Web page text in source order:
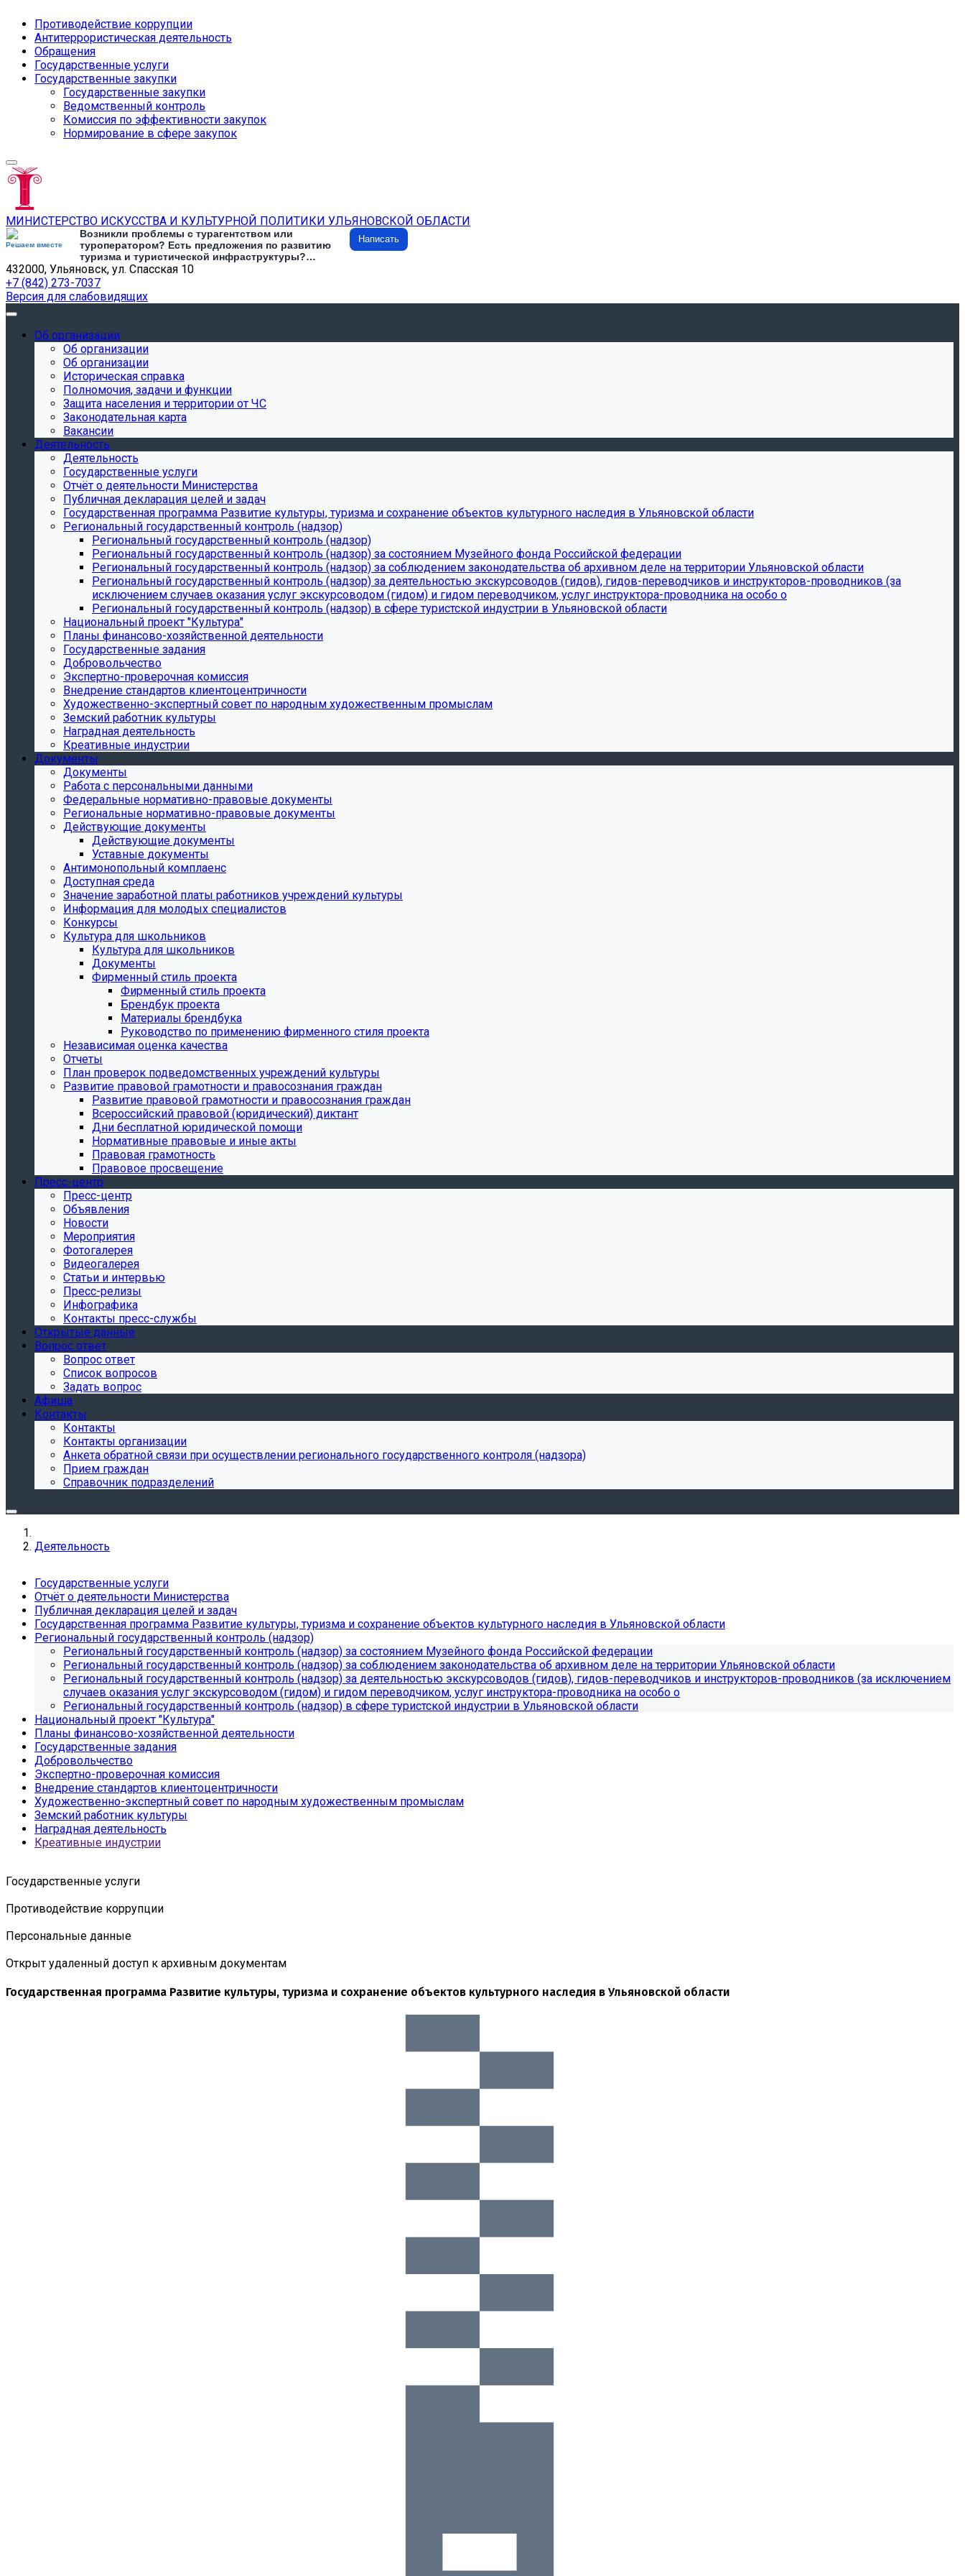
Противодействие коррупции
Антитеррористическая деятельность
Обращения
Государственные услуги
Государственные закупки
Государственные закупки
Ведомственный контроль
Комиссия по эффективности закупок
Нормирование в сфере закупок
МИНИСТЕРСТВО ИСКУССТВА И КУЛЬТУРНОЙ ПОЛИТИКИ УЛЬЯНОВСКОЙ ОБЛАСТИ
Решаем вместе
Возникли проблемы с турагентством или
туроператором? Есть предложения по развитию
туризма и туристической инфраструктуры?
Напишите об этом
Написать
432000, Ульяновск, ул. Спасская 10
+7 (842) 273-7037
Версия для слабовидящих
Об организации
Об организации
Об организации
Историческая справка
Полномочия, задачи и функции
Защита населения и территории от ЧС
Законодательная карта
Вакансии
Деятельность
Деятельность
Государственные услуги
Отчёт о деятельности Министерства
Публичная декларация целей и задач
Государственная программа Развитие культуры, туризма и сохранение объектов культурного наследия в Ульяновской области
Региональный государственный контроль (надзор)
Региональный государственный контроль (надзор)
Региональный государственный контроль (надзор) за состоянием Музейного фонда Российской федерации
Региональный государственный контроль (надзор) за соблюдением законодательства об архивном деле на территории Ульяновской области
Региональный государственный контроль (надзор) за деятельностью экскурсоводов (гидов), гидов-переводчиков и инструкторов-проводников (за
исключением случаев оказания услуг экскурсоводом (гидом) и гидом переводчиком, услуг инструктора-проводника на особо о
Региональный государственный контроль (надзор) в сфере туристской индустрии в Ульяновской области
Национальный проект "Культура"
Планы финансово-хозяйственной деятельности
Государственные задания
Добровольчество
Экспертно-проверочная комиссия
Внедрение стандартов клиентоцентричности
Художественно-экспертный совет по народным художественным промыслам
Земский работник культуры
Наградная деятельность
Креативные индустрии
Документы
Документы
Работа с персональными данными
Федеральные нормативно-правовые документы
Региональные нормативно-правовые документы
Действующие документы
Действующие документы
Уставные документы
Антимонопольный комплаенс
Доступная среда
Значение заработной платы работников учреждений культуры
Информация для молодых специалистов
Конкурсы
Культура для школьников
Культура для школьников
Документы
Фирменный стиль проекта
Фирменный стиль проекта
Брендбук проекта
Материалы брендбука
Руководство по применению фирменного стиля проекта
Независимая оценка качества
Отчеты
План проверок подведомственных учреждений культуры
Развитие правовой грамотности и правосознания граждан
Развитие правовой грамотности и правосознания граждан
Всероссийский правовой (юридический) диктант
Дни бесплатной юридической помощи
Нормативные правовые и иные акты
Правовая грамотность
Правовое просвещение
Пресс-центр
Пресс-центр
Объявления
Новости
Мероприятия
Фотогалерея
Видеогалерея
Статьи и интервью
Пресс-релизы
Инфографика
Контакты пресс-службы
Открытые данные
Вопрос ответ
Вопрос ответ
Список вопросов
Задать вопрос
Афиша
Контакты
Контакты
Контакты организации
Анкета обратной связи при осуществлении регионального государственного контроля (надзора)
Прием граждан
Справочник подразделений
Деятельность
Государственные услуги
Отчёт о деятельности Министерства
Публичная декларация целей и задач
Государственная программа Развитие культуры, туризма и сохранение объектов культурного наследия в Ульяновской области
Региональный государственный контроль (надзор)
Региональный государственный контроль (надзор) за состоянием Музейного фонда Российской федерации
Региональный государственный контроль (надзор) за соблюдением законодательства об архивном деле на территории Ульяновской области
Региональный государственный контроль (надзор) за деятельностью экскурсоводов (гидов), гидов-переводчиков и инструкторов-проводников (за исключением
случаев оказания услуг экскурсоводом (гидом) и гидом переводчиком, услуг инструктора-проводника на особо о
Региональный государственный контроль (надзор) в сфере туристской индустрии в Ульяновской области
Национальный проект "Культура"
Планы финансово-хозяйственной деятельности
Государственные задания
Добровольчество
Экспертно-проверочная комиссия
Внедрение стандартов клиентоцентричности
Художественно-экспертный совет по народным художественным промыслам
Земский работник культуры
Наградная деятельность
Креативные индустрии
Государственные услуги
Противодействие коррупции
Персональные данные
Открыт удаленный доступ к архивным документам
Государственная программа Развитие культуры, туризма и сохранение объектов культурного наследия в Ульяновской области